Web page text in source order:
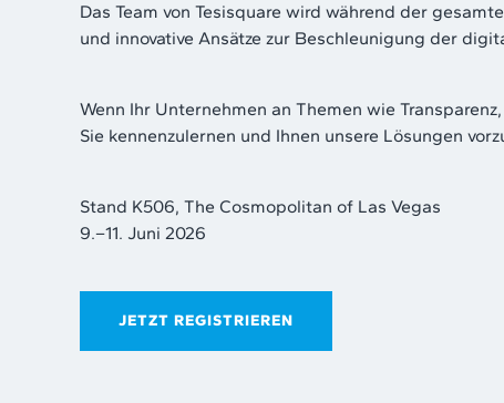
Das Team von Tesisquare wird während der
und innovative Ansätze zur Beschleunigung der
Wenn Ihr Unternehmen an Themen wie
Sie kennenzulernen und Ihnen unsere Lösungen
Stand K506, The Cosmopolitan of Las Vegas
9.–11. Juni 2026
JETZT REGISTRIEREN